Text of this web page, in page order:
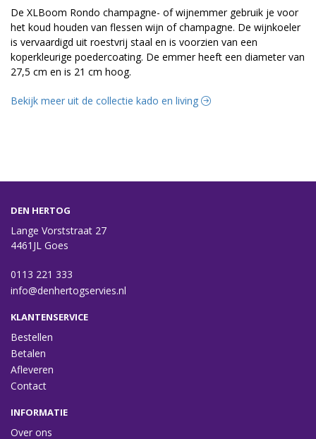
De XLBoom Rondo champagne- of wijnemmer gebruik je voor
het koud houden van flessen wijn of champagne. De wijnkoeler
is vervaardigd uit roestvrij staal en is voorzien van een
koperkleurige poedercoating. De emmer heeft een diameter van
27,5 cm en is 21 cm hoog.
Bekijk meer uit de collectie kado en living
DEN HERTOG
Lange Vorststraat 27
4461JL Goes
0113 221 333
info@denhertogservies.nl
KLANTENSERVICE
Bestellen
Betalen
Afleveren
Contact
INFORMATIE
Over ons